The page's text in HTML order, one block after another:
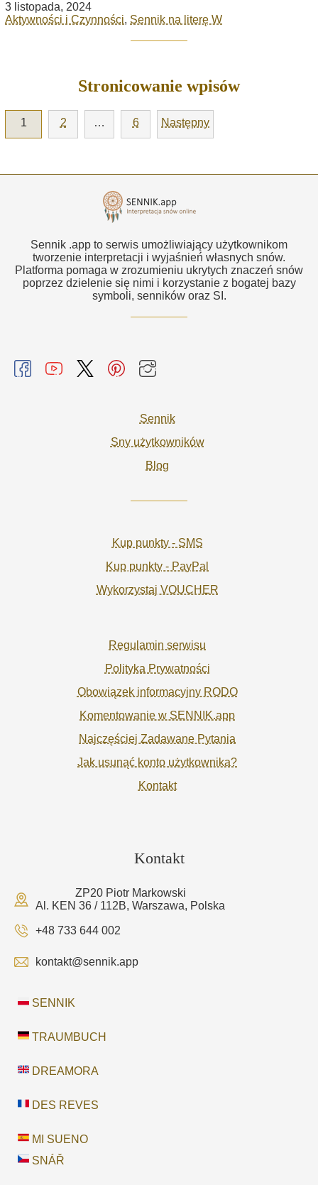
3 listopada, 2024
Aktywności i Czynności, Sennik na literę W
Stronicowanie wpisów
1 2 … 6 Następny
Sennik .app to serwis umożliwiający użytkownikom
tworzenie interpretacji i wyjaśnień własnych snów.
Platforma pomaga w zrozumieniu ukrytych znaczeń snów
poprzez dzielenie się nimi i korzystanie z bogatej bazy
symboli, senników oraz SI.
Sennik
Sny użytkowników
Blog
Kup punkty - SMS
Kup punkty - PayPal
Wykorzystaj VOUCHER
Regulamin serwisu
Polityka Prywatności
Obowiązek informacyjny RODO
Komentowanie w SENNIK.app
Najczęściej Zadawane Pytania
Jak usunąć konto użytkownika?
Kontakt
Kontakt
ZP20 Piotr Markowski
Al. KEN 36 / 112B, Warszawa, Polska
+48 733 644 002
kontakt@sennik.app
SENNIK
TRAUMBUCH
DREAMORA
DES REVES
MI SUENO
SNÁŘ